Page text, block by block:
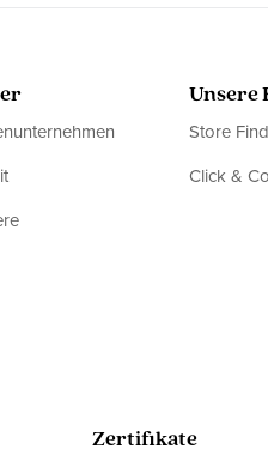
Unsere
Store
Click &
Zertifikate